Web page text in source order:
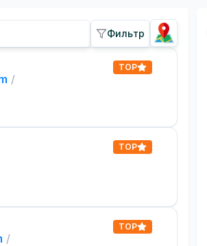
Фильтр
/
TOP
TOP
/
TOP